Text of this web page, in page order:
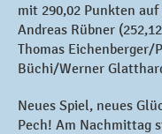
mit 290,02 Punkten
Andreas Rübner
Thomas Eichenberger/
Büchi/Werner
Neues Spiel, neues
Pech! Am Nachmittag